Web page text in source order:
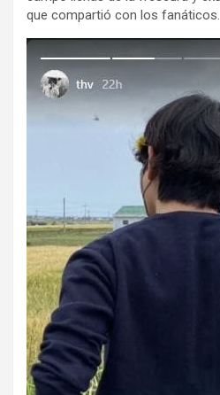
que compartió con los fanáticos.